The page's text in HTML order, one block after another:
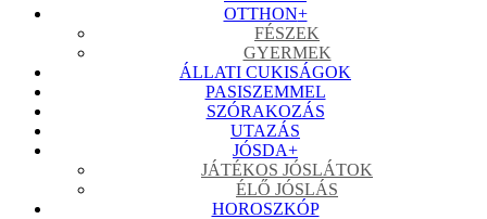
OTTHON+
FÉSZEK
GYERMEK
ÁLLATI CUKISÁGOK
PASISZEMMEL
SZÓRAKOZÁS
UTAZÁS
JÓSDA+
JÁTÉKOS JÓSLÁTOK
ÉLŐ JÓSLÁS
HOROSZKÓP